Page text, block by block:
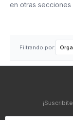
en otras
Filtrando por: